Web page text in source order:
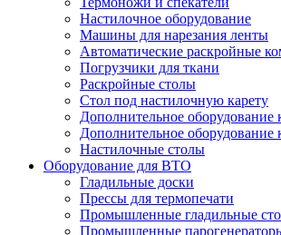
Настилочное оборудование
Машины для нарезания ленты
Автоматические раскройные
Погрузчики для ткани
Раскройные столы
Стол под настилочную карету
Дополнительное оборудование
Дополнительное оборудование
Настилочные столы
Оборудование для ВТО
Гладильные доски
Прессы для термопечати
Промышленные гладильные
Промышленные